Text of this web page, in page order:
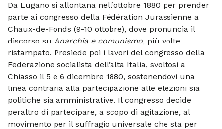
Da Lugano si allontana nell’ottobre 1880 per prender
parte ai congresso della Fédération Jurassienne a
Chaux-de-Fonds (9-10 ottobre), dove pronuncia il
discorso su Anarchia e comunismo, più volte
ristampato. Presiede poi i lavori del con­gresso della
Federazione socialista del­l’alta Italia, svoltosi a
Chiasso il 5 e 6 dicembre 1880, sostenendovi una
linea con­traria alla partecipazione alle elezioni sia
politiche sia amministrative. Il congresso decide
peraltro di partecipare, a scopo di agitazione, al
movimento per il suffragio universale che sta per